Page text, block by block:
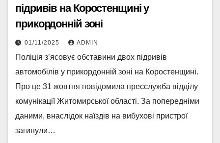
підривів на Коростенщині у
прикордонній зоні
01/11/2025 ADMIN
Поліція з’ясовує обставини двох підривів
автомобілів у прикордонній зоні на Коростенщині.
Про це 31 жовтня повідомила пресслужба відділу
комунікації Житомирської області. За попередніми
даними, внаслідок наїздів на вибухові пристрої
загинули…